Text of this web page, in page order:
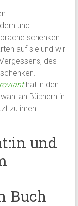
und
schenken.
auf sie und wir
des
hat in den
an Büchern in
zu ihren
und
Buch